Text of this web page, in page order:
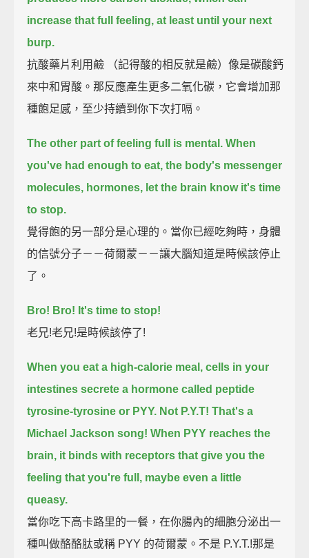
increase that full feeling, at least until your next
burp.
抗酸藥片利用鹼 （記得酸的相反就是鹼）像是碳酸鈣
來中和胃酸。那反應產生更多二氧化碳，它會增加那
種飽足感，至少持續到你下次打嗝。
The other part of feeling full is mental. When
you've had enough to eat, the body's messenger
molecules, hormones, let the brain know it's time
to stop.
覺得飽的另一部分是心理的。當你已經吃夠時，身體
的信號分子－－荷爾蒙－－讓大腦知道是時候該停止
了。
Bro! Bro! It's time to stop!
老兄!老兄!是時候該停了!
When you eat a high-calorie meal, cells in your
intestines secrete a hormone called peptide
tyrosine-tyrosine or PYY. Not P.Y.T! That's a
Michael Jackson song! When PYY reaches the
brain, it binds with receptors that give you the
feeling that you're full, maybe even a little
queasy.
當你吃下高卡路里的一餐，在你腸內的細胞分泌出一
種叫做酪酪肽或稱 PYY 的荷爾蒙。不是 P.Y.T.!那是